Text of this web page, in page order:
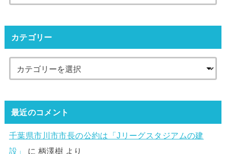
カテゴリー
最近のコメント
千葉県市川市市長の公約は「Jリーグスタジアムの建
設」
に 柄澤樹 より